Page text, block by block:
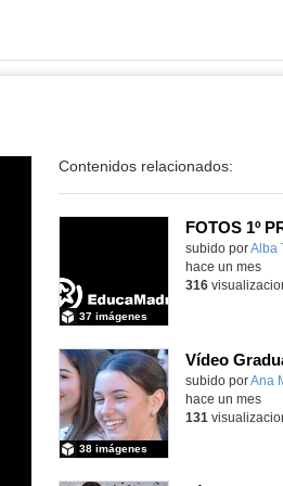
Contenidos relacionados:
subido porAlba
37 imágenes
hace un mes
316
subido porAna
38 imágenes
hace un mes
131